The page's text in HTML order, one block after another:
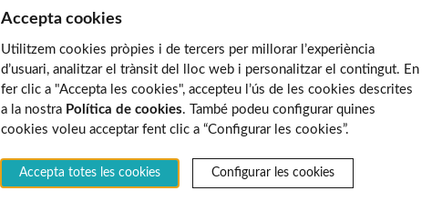
Accepta cookies
Utilitzem cookies pròpies i de tercers per millorar l’experiència
d’usuari, analitzar el trànsit del lloc web i personalitzar el contingut. En
fer clic a "Accepta les cookies", accepteu l’ús de les cookies descrites
a la nostra Política de cookies. També podeu configurar quines
cookies voleu acceptar fent clic a “Configurar les cookies”.
Accepta totes les cookies Configurar les cookies